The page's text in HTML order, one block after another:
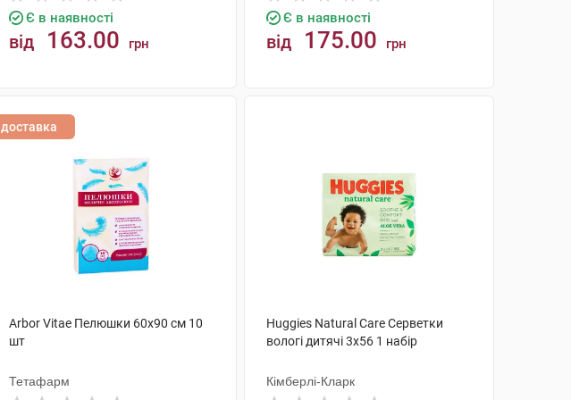
Є в наявності
від 163.00 грн
Є в наявності
від 175.00 грн
доставка
Arbor Vitae Пелюшки 60х90 см 10
шт
Тетафарм
Huggies Natural Care Серветки
вологі дитячі 3х56 1 набір
Кімберлі-Кларк